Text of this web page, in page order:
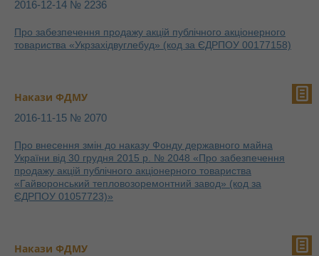
2016-12-14 № 2236
Про забезпечення продажу акцій публічного акціонерного
товариства «Укрзахідвуглебуд» (код за ЄДРПОУ 00177158)
Накази ФДМУ
2016-11-15 № 2070
Про внесення змін до наказу Фонду державного майна
України від 30 грудня 2015 р. № 2048 «Про забезпечення
продажу акцій публічного акціонерного товариства
«Гайворонський тепловозоремонтний завод» (код за
ЄДРПОУ 01057723)»
Накази ФДМУ